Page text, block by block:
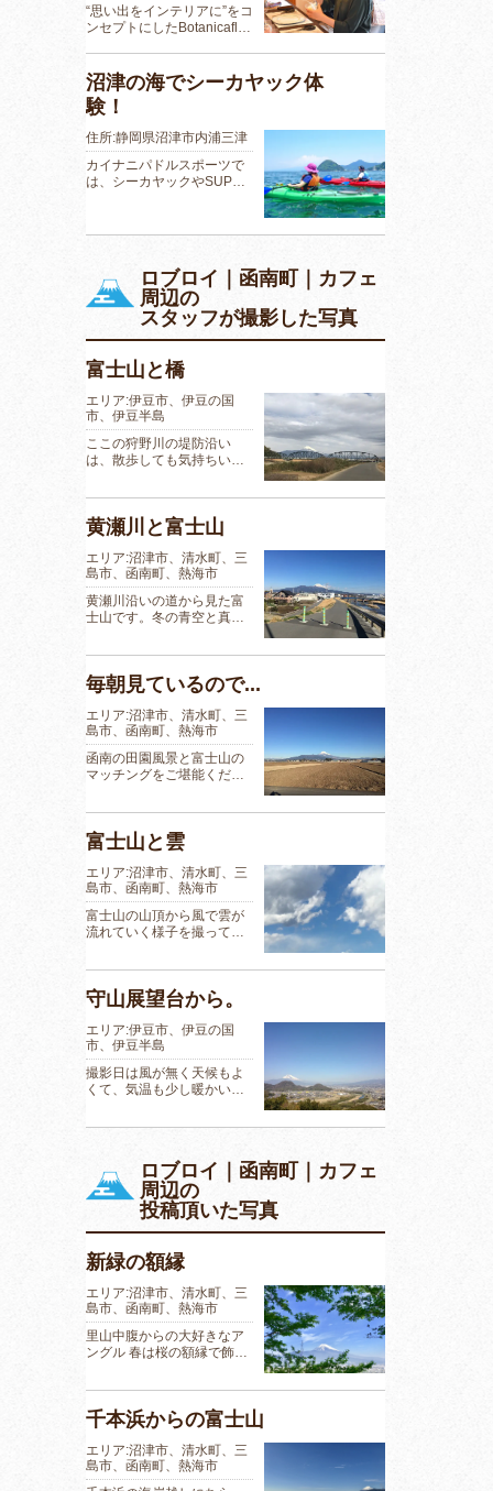
“思い出をインテリアに”をコ
ンセプトにしたBotanicafl…
沼津の海でシーカヤック体
験！
住所:静岡県沼津市内浦三津
カイナニパドルスポーツで
は、シーカヤックやSUP…
ロブロイ｜函南町｜カフェ
周辺の
スタッフが撮影した写真
富士山と橋
エリア:伊豆市、伊豆の国
市、伊豆半島
ここの狩野川の堤防沿い
は、散歩しても気持ちい…
黄瀬川と富士山
エリア:沼津市、清水町、三
島市、函南町、熱海市
黄瀬川沿いの道から見た富
士山です。冬の青空と真…
毎朝見ているので...
エリア:沼津市、清水町、三
島市、函南町、熱海市
函南の田園風景と富士山の
マッチングをご堪能くだ…
富士山と雲
エリア:沼津市、清水町、三
島市、函南町、熱海市
富士山の山頂から風で雲が
流れていく様子を撮って…
守山展望台から。
エリア:伊豆市、伊豆の国
市、伊豆半島
撮影日は風が無く天候もよ
くて、気温も少し暖かい…
ロブロイ｜函南町｜カフェ
周辺の
投稿頂いた写真
新緑の額縁
エリア:沼津市、清水町、三
島市、函南町、熱海市
里山中腹からの大好きなア
ングル 春は桜の額縁で飾…
千本浜からの富士山
エリア:沼津市、清水町、三
島市、函南町、熱海市